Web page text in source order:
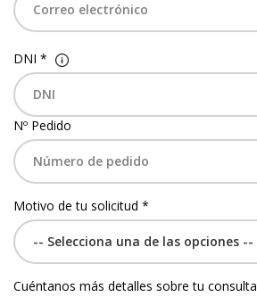
DNI *
Nº Pedido
Motivo de tu solicitud *
Cuéntanos más detalles sobre tu consulta